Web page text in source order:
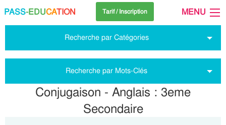
PASS-EDUCATION Tarif / Inscription MENU
Recherche par Catégories
Recherche par Mots-Clés
Conjugaison - Anglais : 3eme
Secondaire